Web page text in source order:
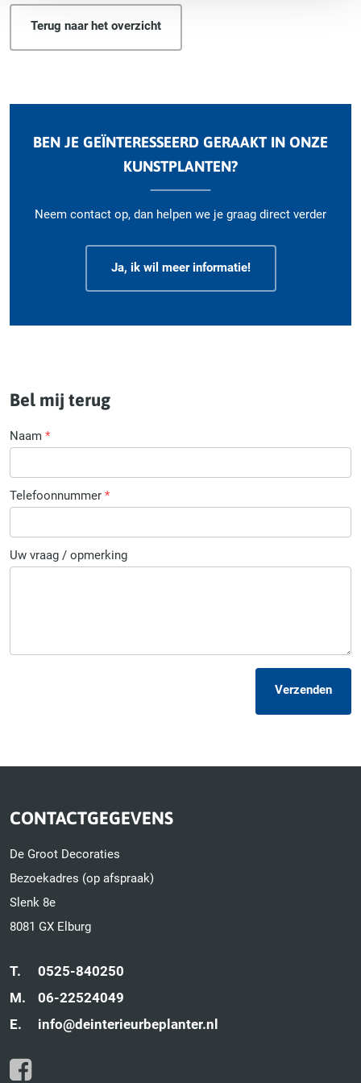
Terug naar het overzicht
BEN JE GEÏNTERESSEERD GERAAKT IN ONZE
KUNSTPLANTEN?
Neem contact op, dan helpen we je graag direct verder
Ja, ik wil meer informatie!
Bel mij terug
Naam *
Telefoonnummer *
Uw vraag / opmerking
Verzenden
CONTACTGEGEVENS
De Groot Decoraties
Bezoekadres (op afspraak)
Slenk 8e
8081 GX Elburg
T.
0525-840250
M.
06-22524049
E.
info@deinterieurbeplanter.nl